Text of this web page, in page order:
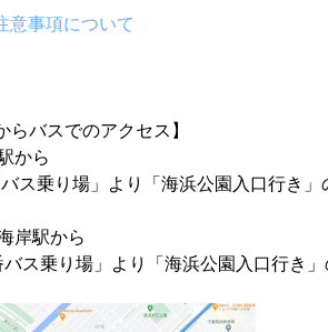
意事項について
らバスでのアクセス】
から
バス乗り場」より「海浜公園入口行き
岸駅から
バス乗り場」より「海浜公園入口行き